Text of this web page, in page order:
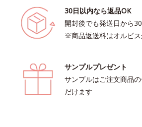
30日以内なら返品OK
開封後でも発送日から
※商品返送料はオルビ
サンプルプレゼント
サンプルはご注文商品
だけます